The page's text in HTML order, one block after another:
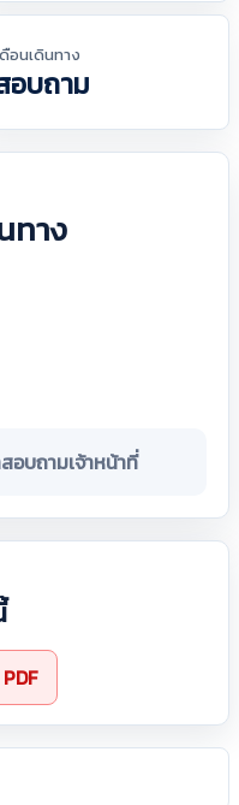
อนเดินทาง
อบถาม
ทาง
อบถามเจ้าหน้าที่